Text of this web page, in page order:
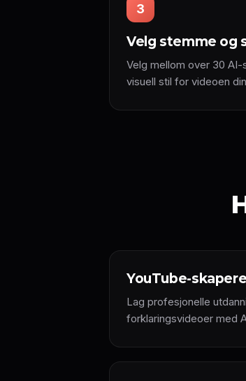
3
Velg stemme og
Velg mellom over 30
visuell stil for videoen
YouTube-skapere
Lag profesjonelle
forklaringsvideoer med